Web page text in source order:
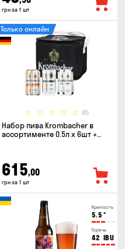
грн за 1 шт
(0)
Только онлайн
Набор пива Krombacher в
ассортименте 0.5л х 6шт +
615,00
грн за 1 шт
Крепость
5.5 °
Горечь
42 IBU